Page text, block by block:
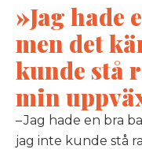
»Jag hade
men det
kunde stå
min
– Jag hade en bra
jag inte kunde stå